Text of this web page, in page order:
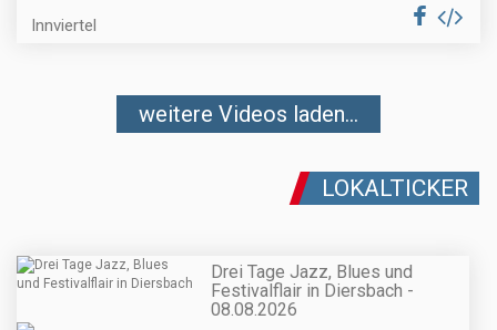
Innviertel
weitere Videos laden...
LOKALTICKER
Drei Tage Jazz, Blues und
Festivalflair in Diersbach -
08.08.2026